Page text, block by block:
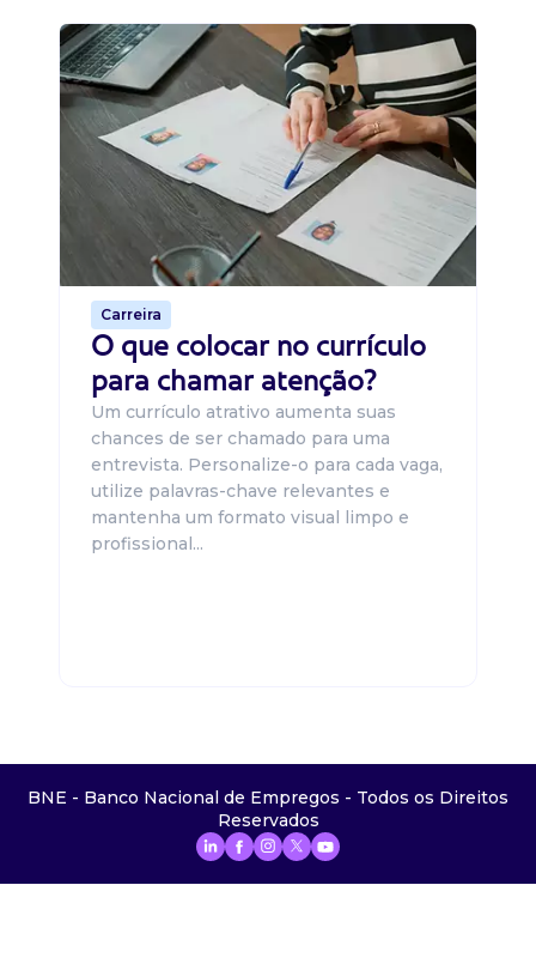
Carreira
O que colocar no currículo
para chamar atenção?
Um currículo atrativo aumenta suas
chances de ser chamado para uma
entrevista. Personalize-o para cada vaga,
utilize palavras-chave relevantes e
mantenha um formato visual limpo e
profissional...
BNE - Banco Nacional de Empregos - Todos os Direitos
Reservados